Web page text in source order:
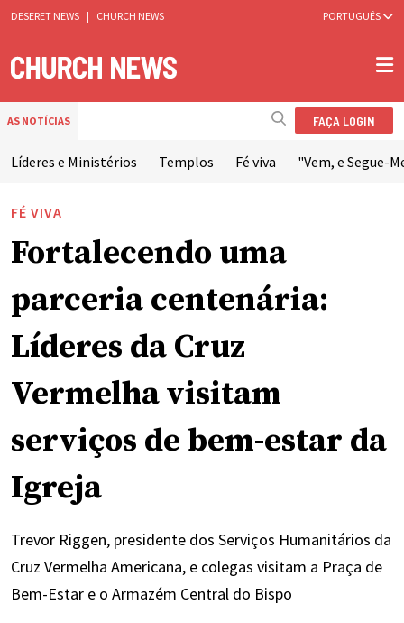
DESERET NEWS | CHURCH NEWS PORTUGUÊS
AS NOTÍCIAS FAÇA LOGIN
Líderes e Ministérios Templos Fé viva "Vem, e Segue-
FÉ VIVA
Fortalecendo uma
parceria centenária:
Líderes da Cruz
Vermelha visitam
serviços de bem-estar da
Igreja
Trevor Riggen, presidente dos Serviços Humanitários da
Cruz Vermelha Americana, e colegas visitam a Praça de
Bem-Estar e o Armazém Central do Bispo